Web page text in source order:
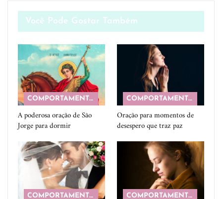
Você Pode Gostar Também
COMPORTAMENTO
A poderosa oração de São
Jorge para dormir
COMPORTAMENTO
Oração para momentos de
desespero que traz paz
COMPORTAMENTO COMPORTAMENTO